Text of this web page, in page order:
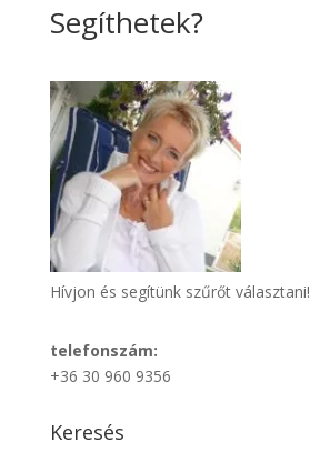
Segíthetek?
Hívjon és segítünk szűrőt választani!
telefonszám:
+36 30 960 9356
Keresés